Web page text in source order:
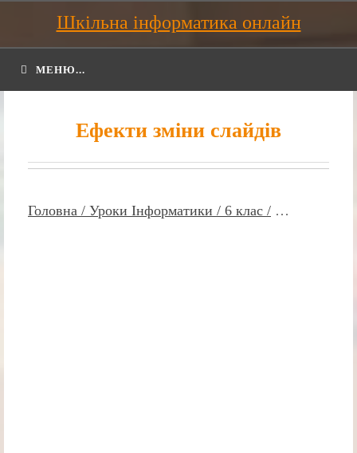
Шкільна інформатика онлайн
МЕНЮ...
Ефекти зміни слайдів
Головна / Уроки Інформатики / 6 клас / …